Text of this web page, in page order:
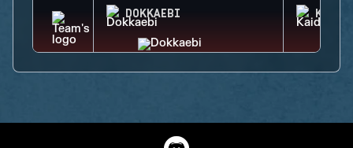
DOKKAEBI KAID